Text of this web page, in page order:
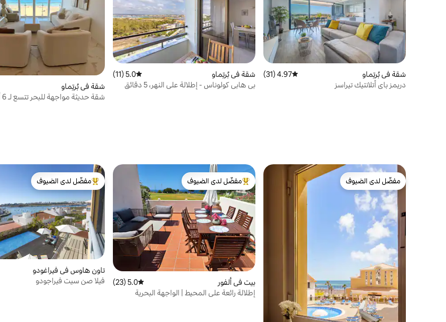
شقة في بُرتِماو متوسط التقييم 4.97 من 5، 31 مراجعات
4.97 (31)
دريمز باي أتلانتيك تيراسز
شقة في بُرتِماو متوسط التقييم 5.0 من 5، 11 مراجعات
5.0 (11)
بي هابي كولوناس - إطلالة على النهر، 5 دقائق
شقة في بُرتِماو
شقة حديثة مواجهة للبحر تتسع لـ 6 أشخاص
مفضّل لدى الضيوف
مفضّل لدى الضيوف
من أبرز البيوت المفضّلة لدى الضيوف
مفضّل لدى الضيوف
بيت في ألفور متوسط التقييم 5.0 من 5، 23 مراجعات
5.0 (23)
إطلالة رائعة على المحيط | الواجهة البحرية
من أبرز البيوت المفضّلة لدى الضيوف
مفضّل لدى الضيوف
تاون هاوس في فيراغودو
فيلا صن سيت فيراجودو